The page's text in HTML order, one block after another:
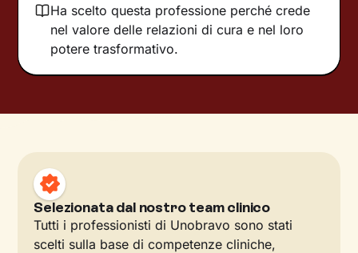
Ha scelto questa professione perché crede
nel valore delle relazioni di cura e nel loro
potere trasformativo.
Selezionata dal nostro team clinico
Tutti i professionisti di Unobravo sono stati
scelti sulla base di competenze cliniche,